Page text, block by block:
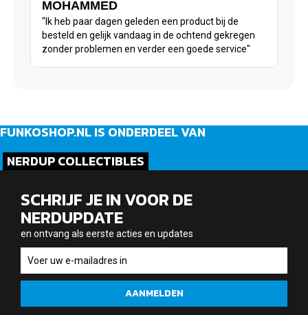
MOHAMMED
"Ik heb paar dagen geleden een product bij de
besteld en gelijk vandaag in de ochtend gekregen
zonder problemen en verder een goede service"
FUNKOSHOP.NL IS ONDERDEEL VAN
NERDUP COLLECTIBLES
SCHRIJF JE IN VOOR DE
NERDUPDATE
en ontvang als eerste acties en updates
ontvang
als
acties
AANMELDEN